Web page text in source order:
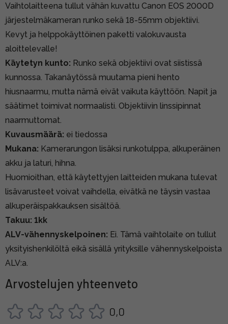
Vaihtolaitteena tullut vähän kuvattu Canon EOS 2000D
järjestelmäkameran runko sekä 18-55mm objektiivi.
Kevyt ja helppokäyttöinen paketti valokuvausta
aloittelevalle!
Käytetyn kunto: Runko sekä objektiivi ovat siistissä
kunnossa. Takanäytössä muutama pieni hento
hiusnaarmu, mutta nämä eivät vaikuta käyttöön. Napit ja
säätimet toimivat normaalisti. Objektiivin linssipinnat
naarmuttomat.
Kuvausmäärä: ei tiedossa
Mukana: Kamerarungon lisäksi runkotulppa, alkuperäinen
akku ja laturi, hihna.
Huomioithan, että käytettyjen laitteiden mukana tulevat
lisävarusteet voivat vaihdella, eivätkä ne täysin vastaa
alkuperäispakkauksen sisältöä.
Takuu: 1kk
ALV-vähennyskelpoinen: Ei. Tämä vaihtolaite on tullut
yksityishenkilöltä eikä sisällä yrityksille vähennyskelpoista
ALV:a.
Arvostelujen yhteenveto
0,0